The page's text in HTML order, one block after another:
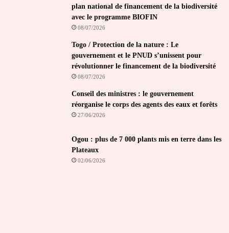
plan national de financement de la biodiversité
avec le programme BIOFIN
08/07/2026
Togo / Protection de la nature : Le
gouvernement et le PNUD s’unissent pour
révolutionner le financement de la biodiversité
08/07/2026
Conseil des ministres : le gouvernement
réorganise le corps des agents des eaux et forêts
27/06/2026
Ogou : plus de 7 000 plants mis en terre dans les
Plateaux
02/06/2026